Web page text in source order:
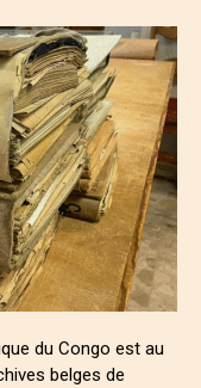
du Congo est au
belges de